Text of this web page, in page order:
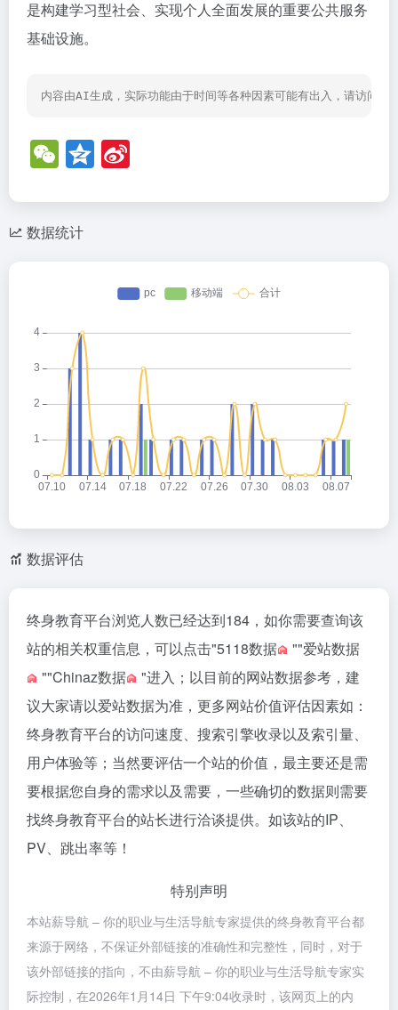
是构建学习型社会、实现个人全面发展的重要公共服务
基础设施。
内容由AI生成，实际功能由于时间等各种因素可能有出入，请访问网
W
e
C
h
Q
z
o a
b
o
数据统计
数据评估
终身教育平台浏览人数已经达到184，如你需要查询该
站的相关权重信息，可以点击"5118数据 ""爱站数据
""Chinaz数据
"进入；以目前的网站数据参考，建
议大家请以爱站数据为准，更多网站价值评估因素如：
终身教育平台的访问速度、搜索引擎收录以及索引量、
用户体验等；当然要评估一个站的价值，最主要还是需
要根据您自身的需求以及需要，一些确切的数据则需要
找终身教育平台的站长进行洽谈提供。如该站的IP、
PV、跳出率等！
特别声明
本站薪导航 – 你的职业与生活导航专家提供的终身教育平台都
来源于网络，不保证外部链接的准确性和完整性，同时，对于
该外部链接的指向，不由薪导航 – 你的职业与生活导航专家实
际控制，在2026年1月14日 下午9:04收录时，该网页上的内